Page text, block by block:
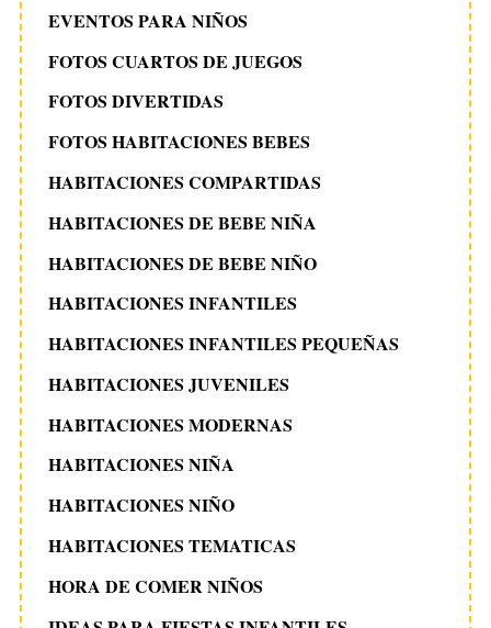
EVENTOS PARA NIÑOS
FOTOS CUARTOS DE JUEGOS
FOTOS DIVERTIDAS
FOTOS HABITACIONES BEBES
HABITACIONES COMPARTIDAS
HABITACIONES DE BEBE NIÑA
HABITACIONES DE BEBE NIÑO
HABITACIONES INFANTILES
HABITACIONES INFANTILES PEQUEÑAS
HABITACIONES JUVENILES
HABITACIONES MODERNAS
HABITACIONES NIÑA
HABITACIONES NIÑO
HABITACIONES TEMATICAS
HORA DE COMER NIÑOS